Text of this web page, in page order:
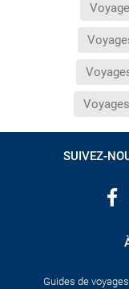
SUIVEZ-
Guides de voyages